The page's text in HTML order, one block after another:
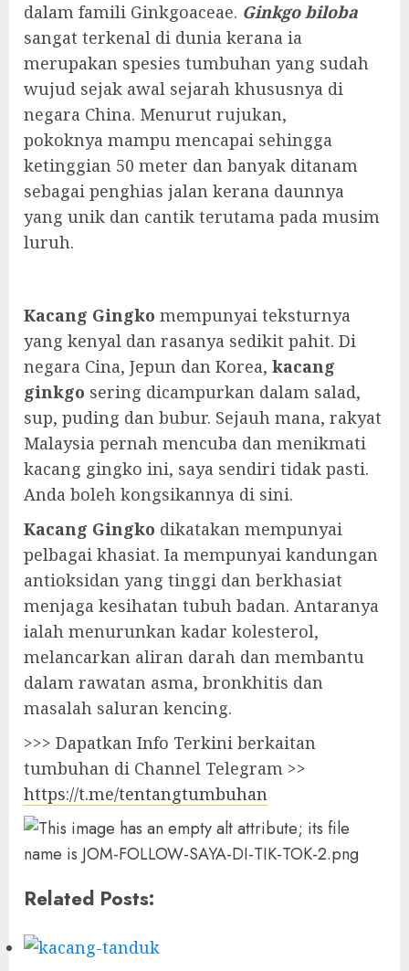
dalam famili Ginkgoaceae. Ginkgo biloba
sangat terkenal di dunia kerana ia
merupakan spesies tumbuhan yang sudah
wujud sejak awal sejarah khususnya di
negara China. Menurut rujukan,
pokoknya mampu mencapai sehingga
ketinggian 50 meter dan banyak ditanam
sebagai penghias jalan kerana daunnya
yang unik dan cantik terutama pada musim
luruh.
Kacang Gingko mempunyai teksturnya
yang kenyal dan rasanya sedikit pahit. Di
negara Cina, Jepun dan Korea, kacang
ginkgo sering dicampurkan dalam salad,
sup, puding dan bubur. Sejauh mana, rakyat
Malaysia pernah mencuba dan menikmati
kacang gingko ini, saya sendiri tidak pasti.
Anda boleh kongsikannya di sini.
Kacang Gingko dikatakan mempunyai
pelbagai khasiat. Ia mempunyai kandungan
antioksidan yang tinggi dan berkhasiat
menjaga kesihatan tubuh badan. Antaranya
ialah menurunkan kadar kolesterol,
melancarkan aliran darah dan membantu
dalam rawatan asma, bronkhitis dan
masalah saluran kencing.
>>> Dapatkan Info Terkini berkaitan
tumbuhan di Channel Telegram >>
https://t.me/tentangtumbuhan
Related Posts: